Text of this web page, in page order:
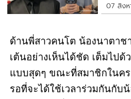
07 สิง
ด้านพี่สาวคนโต น้องนาตาช
เต้นอย่างเห็นได้ชัด เต็มไปด้
แบบสุดๆ ขณะที่สมาชิกในคร
รอที่จะได้ใช้เวลาร่วมกันกับ